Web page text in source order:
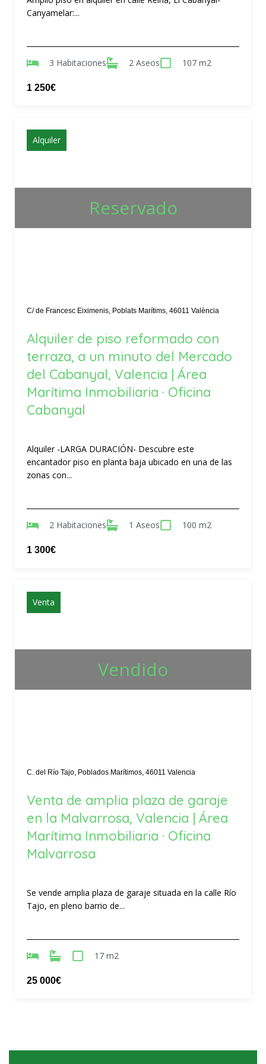
Canyamelar:...
3 Habitaciones 2 Aseos 107 m2
1 250€
Alquiler
Reservado
C/ de Francesc Eiximenis, Poblats Marítims, 46011 València
Alquiler de piso reformado con
terraza, a un minuto del Mercado
del Cabanyal, Valencia | Área
Marítima Inmobiliaria · Oficina
Cabanyal
Alquiler -LARGA DURACIÓN- Descubre este
encantador piso en planta baja ubicado en una de las
zonas con...
2 Habitaciones 1 Aseos 100 m2
1 300€
Venta
Vendido
C. del Río Tajo, Poblados Marítimos, 46011 Valencia
Venta de amplia plaza de garaje
en la Malvarrosa, Valencia | Área
Marítima Inmobiliaria · Oficina
Malvarrosa
Se vende amplia plaza de garaje situada en la calle Río
Tajo, en pleno barrio de...
17 m2
25 000€